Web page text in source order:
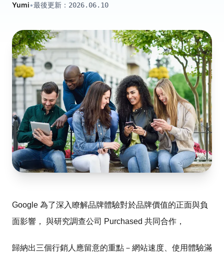
Yumi•最後更新： 2026.06.10
Google 為了深入瞭解品牌體驗對於品牌價值的正面與負
面影響， 與研究調查公司 Purchased 共同合作，
歸納出三個行銷人應留意的重點－網站速度、使用體驗滿